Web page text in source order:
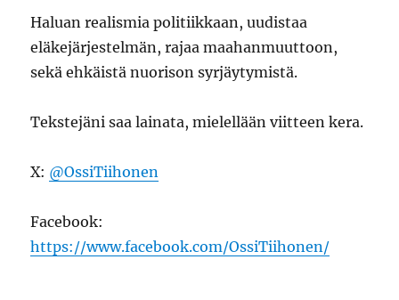
Haluan realismia politiikkaan, uudistaa
eläkejärjestelmän, rajaa maahanmuuttoon,
sekä ehkäistä nuorison syrjäytymistä.
Tekstejäni saa lainata, mielellään viitteen kera.
X: @OssiTiihonen
Facebook:
https://www.facebook.com/OssiTiihonen/